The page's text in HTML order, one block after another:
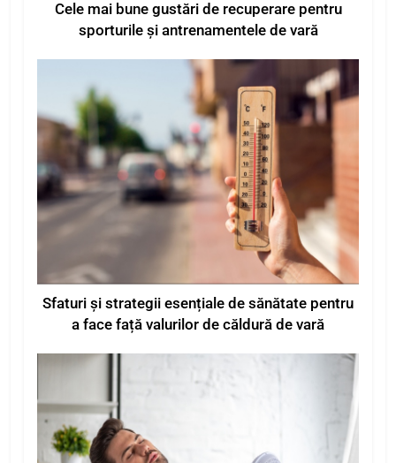
Cele mai bune gustări de recuperare pentru
sporturile și antrenamentele de vară
Sfaturi și strategii esențiale de sănătate pentru
a face față valurilor de căldură de vară